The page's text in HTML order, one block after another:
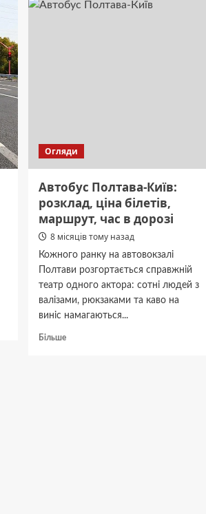
все
Огляди
Автобус Полтава-Київ:
розклад, ціна білетів,
маршрут, час в дорозі
8 місяців тому назад
Кожного ранку на автовокзалі
Полтави розгортається справжній
театр одного актора: сотні людей з
валізами, рюкзаками та каво на
виніс намагаються...
БільшеДокладніше